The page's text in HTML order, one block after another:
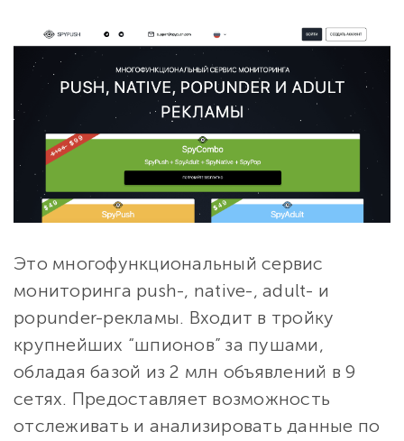
Это многофункциональный сервис
мониторинга push-, native-, adult- и
popunder-рекламы. Входит в тройку
крупнейших “шпионов” за пушами,
обладая базой из 2 млн объявлений в 9
сетях. Предоставляет возможность
отслеживать и анализировать данные по